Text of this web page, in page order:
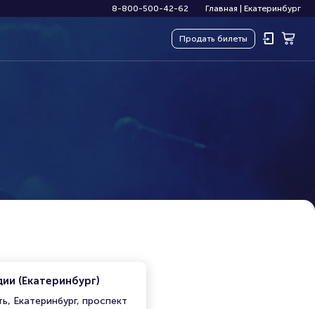
8-800-500-42-62 Главная Екатеринбург
Продать билеты
(Екатеринбург)
Екатеринбург, проспект